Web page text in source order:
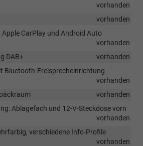
vorhanden
vorhanden
Apple CarPlay und Android Auto
vorhanden
DAB+
vorhanden
Bluetooth-Freisprecheinrichtung
vorhanden
vorhanden
Ablagefach und 12-V-Steckdose vorn
vorhanden
verschiedene Info-Profile
vorhanden